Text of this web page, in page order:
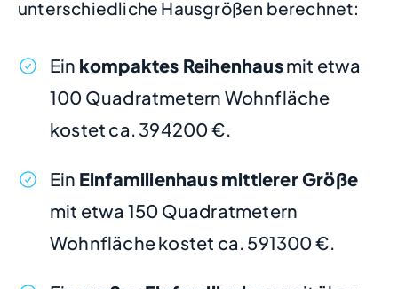
unterschiedliche Hausgrößen berechnet:
Ein kompaktes Reihenhausmit etwa
100 Quadratmetern Wohnfläche
kostet ca. 394200 €.
Ein Einfamilienhaus mittlerer Größe
mit etwa 150 Quadratmetern
Wohnfläche kostet ca. 591300 €.